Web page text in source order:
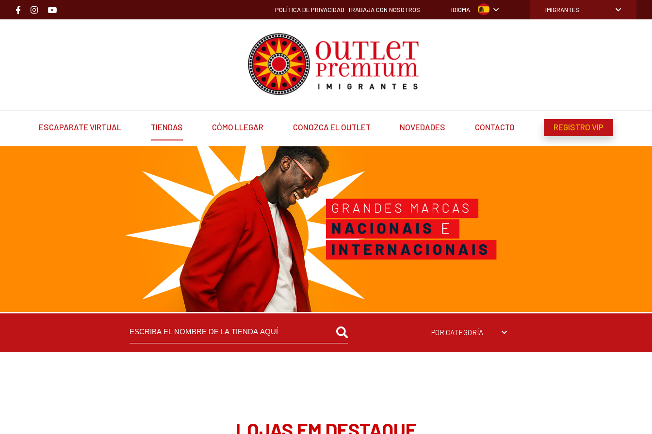
POLÍTICA DE PRIVACIDAD TRABAJA CON NOSOTROS IDIOMA IMIGRANTES
ESCAPARATE VIRTUAL TIENDAS CÓMO LLEGAR CONOZCA EL OUTLET NOVEDADES CONTACTO REGISTRO VIP
POR CATEGORÍA